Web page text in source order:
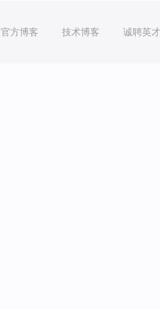
官方博客 技术博客 诚聘英才